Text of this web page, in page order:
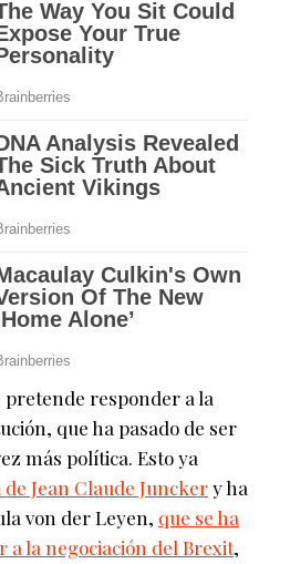
pretende responder a la
que ha pasado de ser
más política. Esto ya
de Jean Claude Junckery ha
von der Leyen, que se ha
la negociación del Brexit,